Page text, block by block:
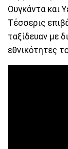
Ουγκάντα και
Τέσσερις
ταξίδευαν με
εθνικότητες